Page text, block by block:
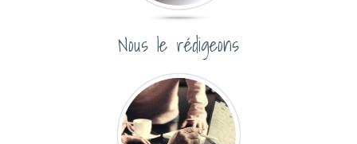
Nous le rédigeons